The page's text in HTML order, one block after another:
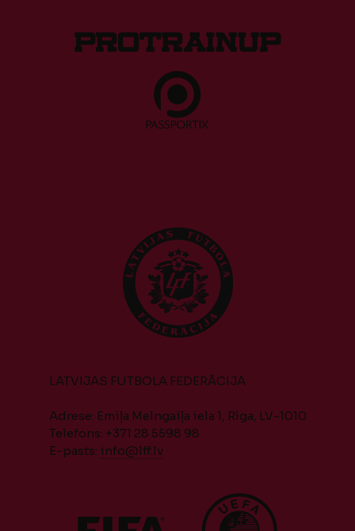
LATVIJAS FUTBOLA FEDERĀCIJA
Adrese: Emiļa Melngaiļa iela 1, Rīga, LV-1010
Telefons: +371 28 5598 98
E-pasts: info@lff.lv